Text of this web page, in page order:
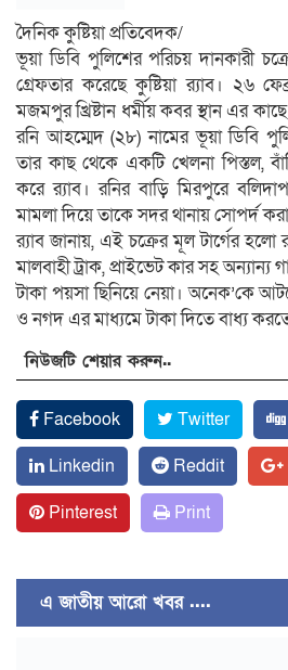
দৈনিক কুষ্টিয়া প্রতিবেদক/
ভূয়া ডিবি পুলিশের পরিচয় দানকারী
গ্রেফতার করেছে কুষ্টিয়া র‌্যাব। ২৬
মজমপুর খ্রিষ্টান ধর্মীয় কবর স্থান এর
রনি আহম্মেদ (২৮) নামের ভূয়া ডিবি
তার কাছ থেকে একটি খেলনা পিস্তল,
করে র‌্যাব। রনির বাড়ি মিরপুরে
মামলা দিয়ে তাকে সদর থানায় সোপর্দ
র‌্যাব জানায়, এই চক্রের মূল টার্গের হলো
মালবাহী ট্রাক, প্রাইভেট কার সহ
টাকা পয়সা ছিনিয়ে নেয়া। অনেক’কে
ও নগদ এর মাধ্যমে টাকা দিতে বাধ্য
নিউজটি শেয়ার করুন..
Facebook Twitter
Linkedin
Reddit
Pinterest
Print
এ জাতীয় আরো খবর ....